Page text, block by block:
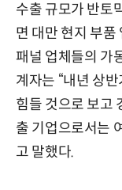
수출 규모가 반토
면 대만 현지 부
패널 업체들의 가
계자는 “내년 상
힘들 것으로 보고
출 기업으로서는
고 말했다.